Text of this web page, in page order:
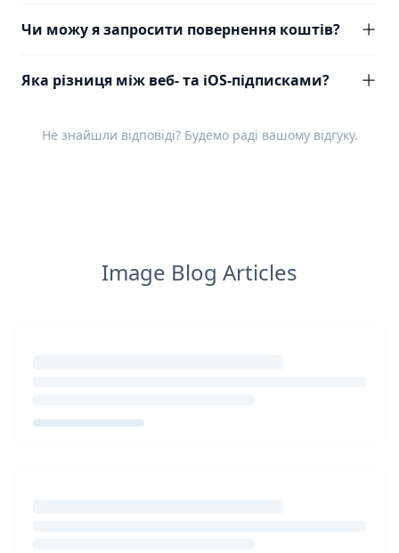
Чи можу я запросити повернення коштів?
Яка різниця між веб- та iOS-підписками?
Не знайшли відповіді? Будемо раді вашому відгуку.
Image Blog Articles